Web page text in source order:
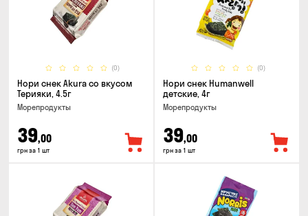
(0)
Нори снек Akura со вкусом
Терияки, 4.5г
Морепродукты
39,00
грн за 1 шт
(0)
Нори снек Humanwell
детские, 4г
Морепродукты
39,00
грн за 1 шт